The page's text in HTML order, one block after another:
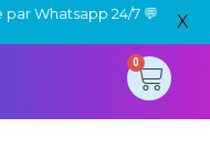
0
X